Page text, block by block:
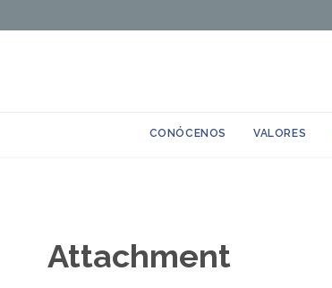
CONÓCENOS VALORES
Attachment